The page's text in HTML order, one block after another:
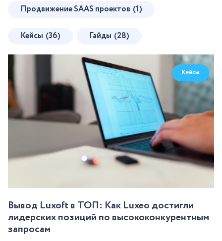
Продвижение SAAS проектов (1)
Кейсы (36) Гайды (28)
Кейсы
Вывод Luxoft в ТОП: Как Luxeo достигли
лидерских позиций по высококонкурентным
запросам